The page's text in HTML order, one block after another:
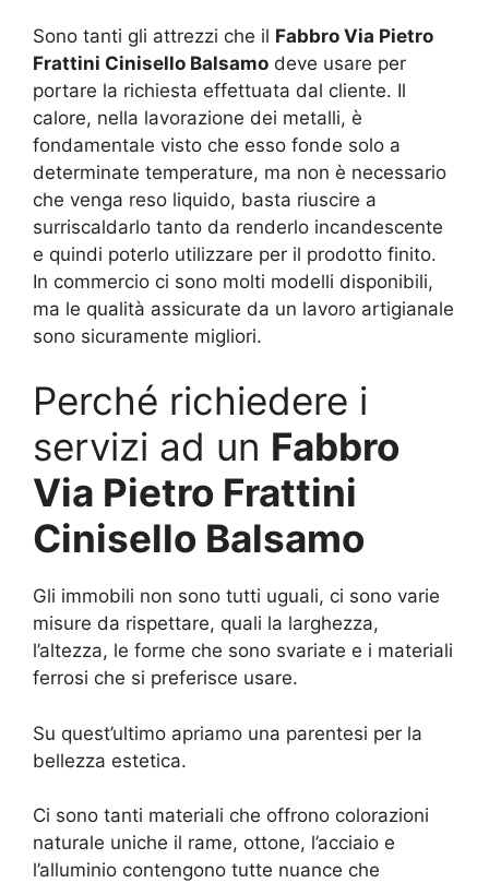
Sono tanti gli attrezzi che il Fabbro Via Pietro
Frattini Cinisello Balsamo deve usare per
portare la richiesta effettuata dal cliente. Il
calore, nella lavorazione dei metalli, è
fondamentale visto che esso fonde solo a
determinate temperature, ma non è necessario
che venga reso liquido, basta riuscire a
surriscaldarlo tanto da renderlo incandescente
e quindi poterlo utilizzare per il prodotto finito.
In commercio ci sono molti modelli disponibili,
ma le qualità assicurate da un lavoro artigianale
sono sicuramente migliori.
Perché richiedere i
servizi ad un Fabbro
Via Pietro Frattini
Cinisello Balsamo
Gli immobili non sono tutti uguali, ci sono varie
misure da rispettare, quali la larghezza,
l’altezza, le forme che sono svariate e i materiali
ferrosi che si preferisce usare.
Su quest’ultimo apriamo una parentesi per la
bellezza estetica.
Ci sono tanti materiali che offrono colorazioni
naturale uniche il rame, ottone, l’acciaio e
l’alluminio contengono tutte nuance che